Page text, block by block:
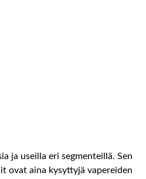
ja useilla eri segmenteillä. Sen
ovat aina kysyttyjä vapereiden